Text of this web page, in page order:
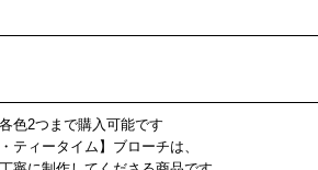
色2つまで購入可能です
ティータイム】ブローチは、